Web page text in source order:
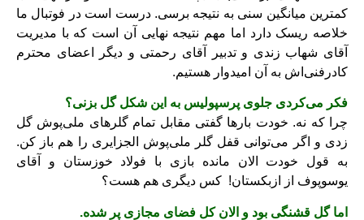
کمترین میانگین سنی به نتیجه برسی. درست است در فوتبال ما
خلاصه ریسک دارد اما مهم نتیجه نهایی آن است که با مدیریت
آقای شهاب زندی و تدبیر آقای رحمتی و دیگر اعضای محترم
کادرفنی‌اش به آن امیدوار هستیم.
فکر می‌کردی جلوی پرسپولیس به این شکل گل بزنی؟
چرا که نه. خودت بارها گفتی مقابل تمام گلرهای ملی‌پوش گل
زدی و اگر می‌توانی قفل گلر ملی‌پوش الجزایری را هم باز کن.
به قول خودت الان مانده بازی با فولاد خوزستان و آقای
یوسوپوف از ازبکستان! کس دیگری هم هست؟
اما گل قشنگی بود و الان کل فضای مجازی پر شده.